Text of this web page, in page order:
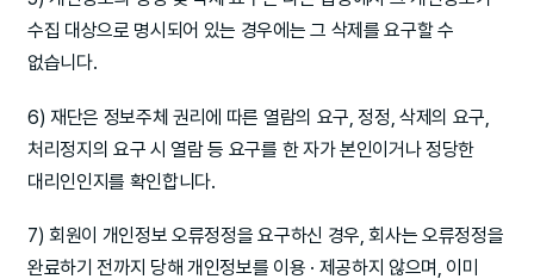
수집 대상으로 명시되어 있는 경우에는 그 삭제를 요구할 수
없습니다.
6) 재단은 정보주체 권리에 따른 열람의 요구, 정정, 삭제의 요구,
처리정지의 요구 시 열람 등 요구를 한 자가 본인이거나 정당한
대리인인지를 확인합니다.
7) 회원이 개인정보 오류정정을 요구하신 경우, 회사는 오류정정을
완료하기 전까지 당해 개인정보를 이용 · 제공하지 않으며, 이미